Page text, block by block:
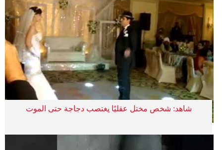
شاهد: شخص مختل عقليًا يغتصب دجاجة حتى الموت